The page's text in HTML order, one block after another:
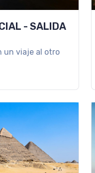
- SALIDA
un viaje al otro